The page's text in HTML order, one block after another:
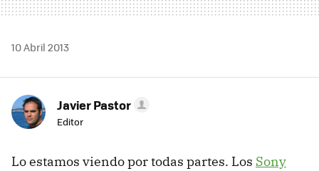
10 Abril 2013
Javier Pastor
Editor
Lo estamos viendo por todas partes. Los Sony